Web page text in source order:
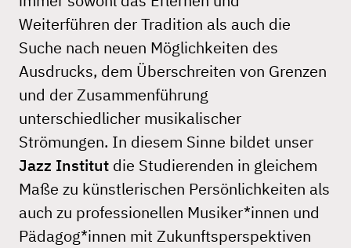
Weiterführen der Tradition als auch die
Suche nach neuen Möglichkeiten des
Ausdrucks, dem Überschreiten von Grenzen
und der Zusammenführung
unterschiedlicher musikalischer
Strömungen. In diesem Sinne bildet unser
Jazz Institut die Studierenden in gleichem
Maße zu künstlerischen Persönlichkeiten als
auch zu professionellen Musiker*innen und
Pädagog*innen mit Zukunftsperspektiven